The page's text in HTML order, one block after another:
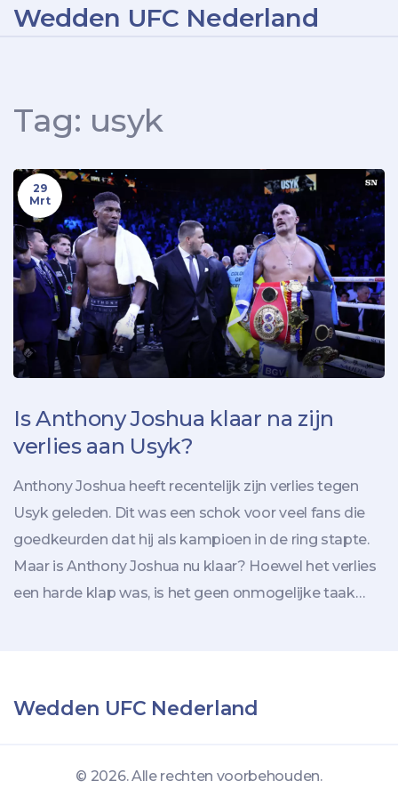
Wedden UFC Nederland
Tag: usyk
29
Mrt
Is Anthony Joshua klaar na zijn
verlies aan Usyk?
Anthony Joshua heeft recentelijk zijn verlies tegen
Usyk geleden. Dit was een schok voor veel fans die
goedkeurden dat hij als kampioen in de ring stapte.
Maar is Anthony Joshua nu klaar? Hoewel het verlies
een harde klap was, is het geen onmogelijke taak
gevechten gewonnen, dus hij heeft het potentieel om
nieren en zal zich niet zomaar gewonnen geven. Hij
Wedden UFC Nederland
© 2026. Alle rechten voorbehouden.